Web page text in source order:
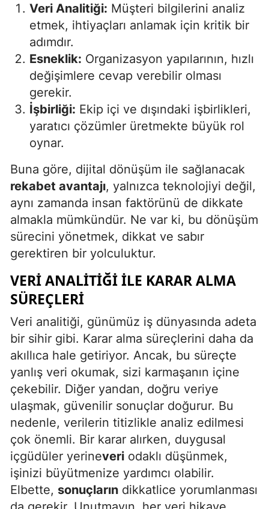
Veri Analitiği: Müşteri bilgilerini analiz
etmek, ihtiyaçları anlamak için kritik bir
adımdır.
Esneklik: Organizasyon yapılarının, hızlı
değişimlere cevap verebilir olması
gerekir.
İşbirliği: Ekip içi ve dışındaki işbirlikleri,
yaratıcı çözümler üretmekte büyük rol
oynar.
Buna göre, dijital dönüşüm ile sağlanacak
rekabet avantajı, yalnızca teknolojiyi değil,
aynı zamanda insan faktörünü de dikkate
almakla mümkündür. Ne var ki, bu dönüşüm
sürecini yönetmek, dikkat ve sabır
gerektiren bir yolculuktur.
VERI ANALITIĞI ILE KARAR ALMA
SÜREÇLERI
Veri analitiği, günümüz iş dünyasında adeta
bir sihir gibi. Karar alma süreçlerini daha da
akıllıca hale getiriyor. Ancak, bu süreçte
yanlış veri okumak, sizi karmaşanın içine
çekebilir. Diğer yandan, doğru veriye
ulaşmak, güvenilir sonuçlar doğurur. Bu
nedenle, verilerin titizlikle analiz edilmesi
çok önemli. Bir karar alırken, duygusal
içgüdüler yerineveri odaklı düşünmek,
işinizi büyütmenize yardımcı olabilir.
Elbette, sonuçların dikkatlice yorumlanması